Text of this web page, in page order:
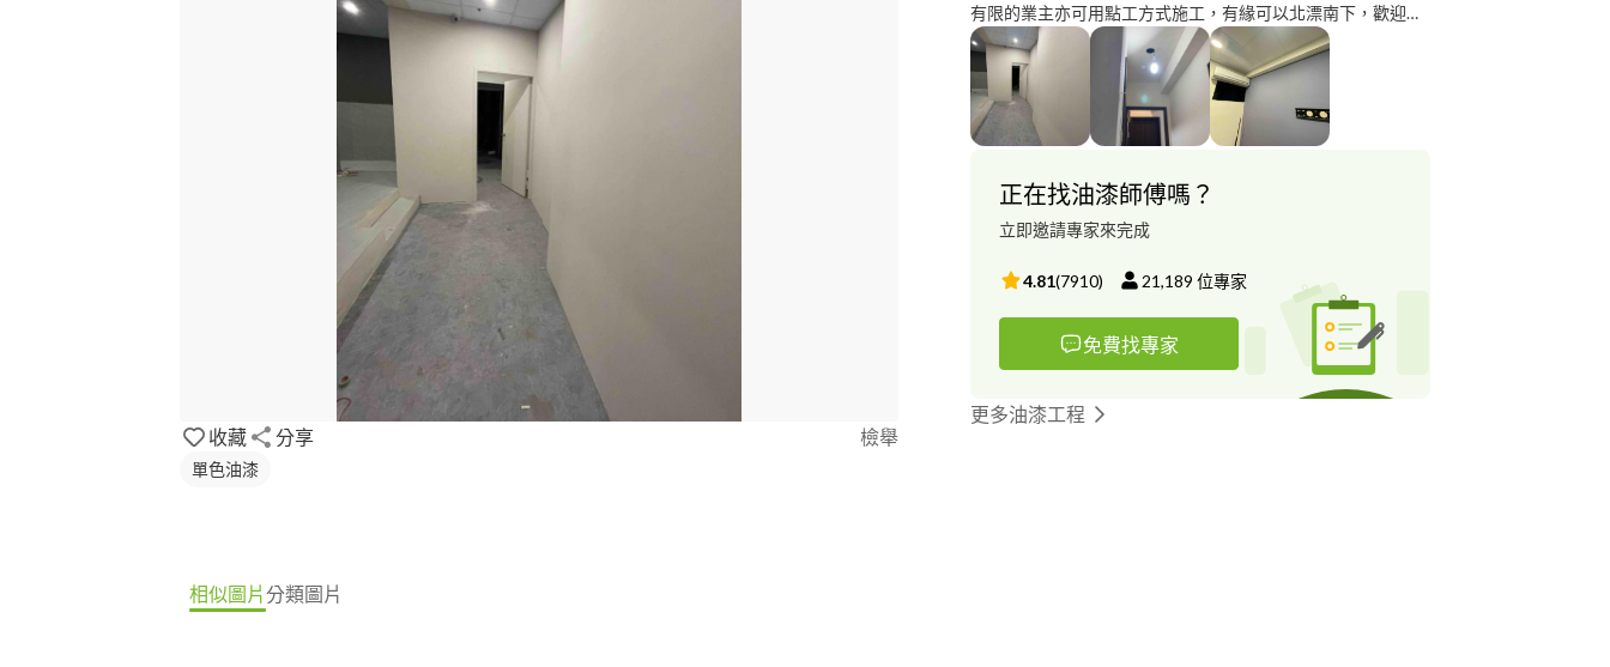
收藏 分享 檢舉
單色油漆
有限的業主亦可用點工方式施工，有緣可以北漂南下，歡迎業
主設計師與我聯繫 大小油漆工程承接，油漆，噴漆，木作，藝
術漆，無縫地坪，輕隔間，室內設計 以上有任何需要我服務的
地方 歡迎找我
正在找油漆師傅嗎？
立即邀請專家來完成
4.81(7910) 21,189 位專家
免費找專家
更多油漆工程
相似圖片分類圖片